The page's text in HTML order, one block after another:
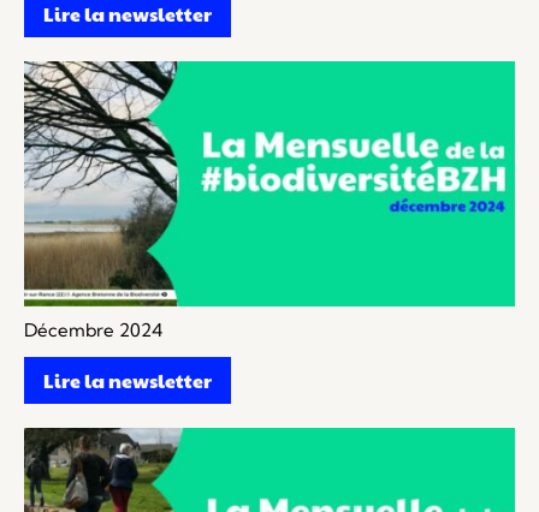
Lire la newsletter
Décembre 2024
Lire la newsletter